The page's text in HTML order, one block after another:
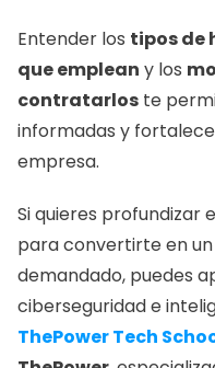
Entender los tipos de
que emplean y los
contratarlos te
informadas y
empresa.
Si quieres profundizar
para convertirte en
demandado, puedes
ThePower Tech